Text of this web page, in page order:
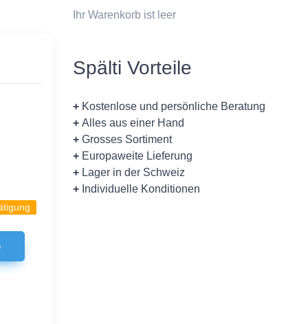
Ihr Warenkorb ist leer
Spälti Vorteile
+ Kostenlose und persönliche Beratung
+ Alles aus einer Hand
+ Grosses Sortiment
+ Europaweite Lieferung
+ Lager in der Schweiz
+ Individuelle Konditionen